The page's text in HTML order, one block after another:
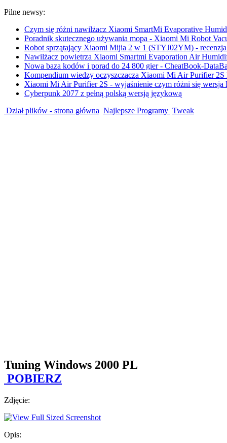
Pilne newsy:
Czym się różni nawilżacz Xiaomi SmartMi Evaporative
Poradnik skutecznego używania mopa - Xiaomi Mi Robot
Robot sprzątający Xiaomi Mijia 2 w 1 (STYJ02YM) -
Nawilżacz powietrza Xiaomi Smartmi Evaporation Air
Nowa baza kodów i porad do 24 800 gier - CheatBook-
Kompendium wiedzy oczyszczacza Xiaomi Mi Air Purifier
Xiaomi Mi Air Purifier 2S - wyjaśnienie czym różni się wersja
Cyberpunk 2077 z pełną polską wersją językową
Dział plików - strona główna Najlepsze Programy Tweak
Tuning Windows 2000 PL
POBIERZ
Zdjęcie:
Opis: